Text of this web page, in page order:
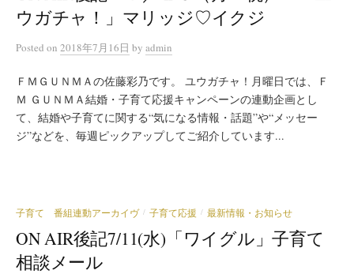
ウガチャ！」マリッジ♡イクジ
Posted on 2018年7月16日 by admin
ＦＭＧＵＮＭＡの佐藤彩乃です。 ユウガチャ！月曜日では、Ｆ
Ｍ ＧＵＮＭＡ結婚・子育て応援キャンペーンの連動企画とし
て、結婚や子育てに関する“気になる情報・話題”や“メッセー
ジ”などを、毎週ピックアップしてご紹介しています...
子育て 番組連動アーカイヴ / 子育て応援 / 最新情報・お知らせ
ON AIR後記7/11(水)「ワイグル」子育て
相談メール